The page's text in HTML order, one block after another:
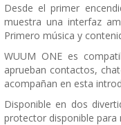
Desde el primer
muestra una interfaz
Primero música y
WUUM ONE es
aprueban contactos,
acompañan en esta
Disponible en dos
protector disponible